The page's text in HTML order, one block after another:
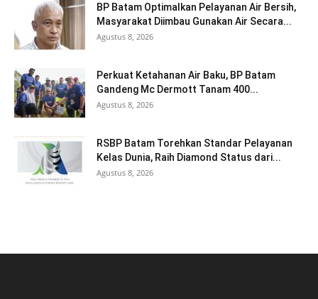
BP Batam Optimalkan Pelayanan Air Bersih,
Masyarakat Diimbau Gunakan Air Secara...
Agustus 8, 2026
Perkuat Ketahanan Air Baku, BP Batam
Gandeng Mc Dermott Tanam 400...
Agustus 8, 2026
RSBP Batam Torehkan Standar Pelayanan
Kelas Dunia, Raih Diamond Status dari...
Agustus 8, 2026